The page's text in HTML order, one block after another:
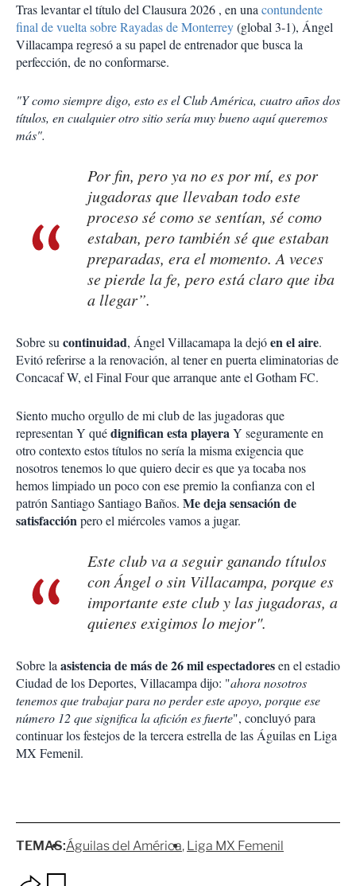
Tras levantar el título del Clausura 2026 , en unacontundente
final de vuelta sobre Rayadas de Monterrey(global 3-1), Ángel
Villacampa regresó a su papel de entrenador que busca la
perfección, de no conformarse.
"Y como siempre digo, esto es el Club América, cuatro años dos
títulos, en cualquier otro sitio sería muy bueno aquí queremos
más".
Por fin, pero ya no es por mí, es por
jugadoras que llevaban todo este
proceso sé como se sentían, sé como
estaban, pero también sé que estaban
preparadas, era el momento. A veces
se pierde la fe, pero está claro que iba
a llegar”.
Sobre sucontinuidad, Ángel Villacamapa la dejóen el aire.
Evitó referirse a la renovación, al tener en puerta eliminatorias de
Concacaf W, el Final Four que arranque ante el Gotham FC.
Siento mucho orgullo de mi club de las jugadoras que
representan Y quédignifican esta playeraY seguramente en
otro contexto estos títulos no sería la misma exigencia que
nosotros tenemos lo que quiero decir es que ya tocaba nos
hemos limpiado un poco con ese premio la confianza con el
patrón Santiago Santiago Baños. Me deja sensación de
satisfacciónpero el miércoles vamos a jugar.
Este club va a seguir ganando títulos
con Ángel o sin Villacampa, porque es
importante este club y las jugadoras, a
quienes exigimos lo mejor".
Sobre laasistencia de más de 26 mil espectadoresen el estadio
Ciudad de los Deportes, Villacampa dijo: "ahora nosotros
tenemos que trabajar para no perder este apoyo, porque ese
número 12 que significa la afición es fuerte", concluyó para
continuar los festejos de la tercera estrella de las Águilas en Liga
MX Femenil.
TEMAS:Águilas del América Liga MX Femenil